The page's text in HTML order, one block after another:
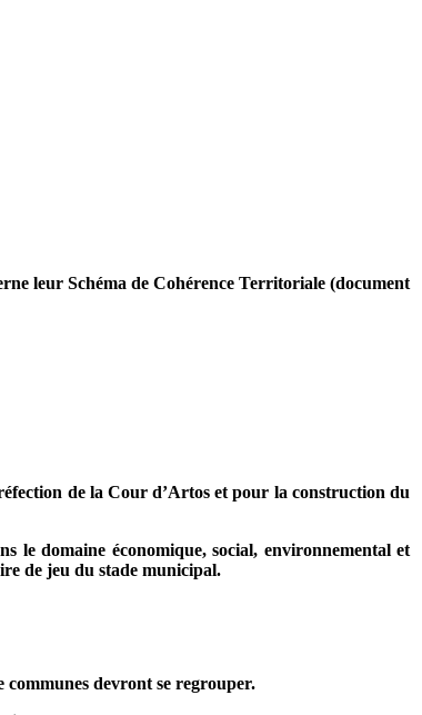
leur Schéma de Cohérence Territoriale (document
de la Cour d’Artos et pour la construction du
le domaine économique, social, environnemental et
de jeu du stade municipal.
devront se regrouper.